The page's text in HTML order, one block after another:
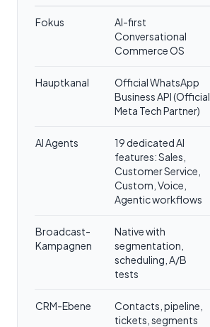
Fokus
AI-first
Conversational
Commerce OS
Hauptkanal
Official WhatsApp
Business API (Official
Meta Tech Partner)
AI Agents
19 dedicated AI
features: Sales,
Customer Service,
Custom, Voice,
Agentic workflows
Broadcast-
Kampagnen
Native with
segmentation,
scheduling, A/B
tests
CRM-Ebene
Contacts, pipeline,
tickets, segments